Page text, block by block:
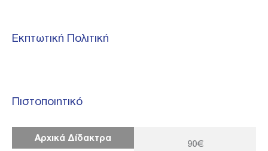
Εκπτωτική Πολιτική
Πιστοποιητικό
Αρχικά Δίδακτρα
90€